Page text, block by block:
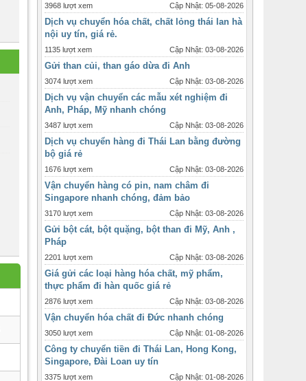
Dịch vụ chuyển hóa chất, chất lỏng thái lan hà
nội uy tín, giá rẻ.
Gửi than củi, than gáo dừa đi Anh
Dịch vụ vận chuyển các mẫu xét nghiệm đi
Anh, Pháp, Mỹ nhanh chóng
Dịch vụ chuyển hàng đi Thái Lan bằng đường
bộ giá rẻ
Vận chuyển hàng có pin, nam châm đi
Singapore nhanh chóng, đảm bảo
Gửi bột cát, bột quặng, bột than đi Mỹ, Anh ,
Pháp
Giá gửi các loại hàng hóa chất, mỹ phẩm,
thực phẩm đi hàn quốc giá rẻ
Vận chuyển hóa chất đi Đức nhanh chóng
Công ty chuyển tiền đi Thái Lan, Hong Kong,
Singapore, Đài Loan uy tín